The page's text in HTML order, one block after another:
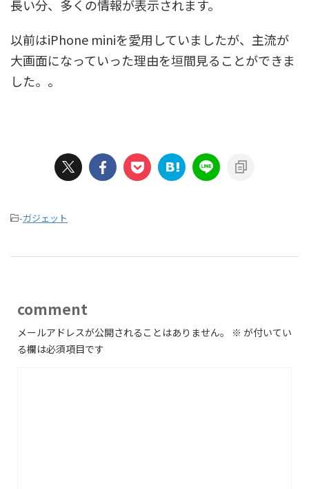
長い分、多くの情報が表示されます。
以前はiPhone miniを愛用していましたが、主流が
大画面になっていった理由を垣間見ることができま
した。。
-ガジェット
comment
メールアドレスが公開されることはありません。 ※ が付いてい
る欄は必須項目です